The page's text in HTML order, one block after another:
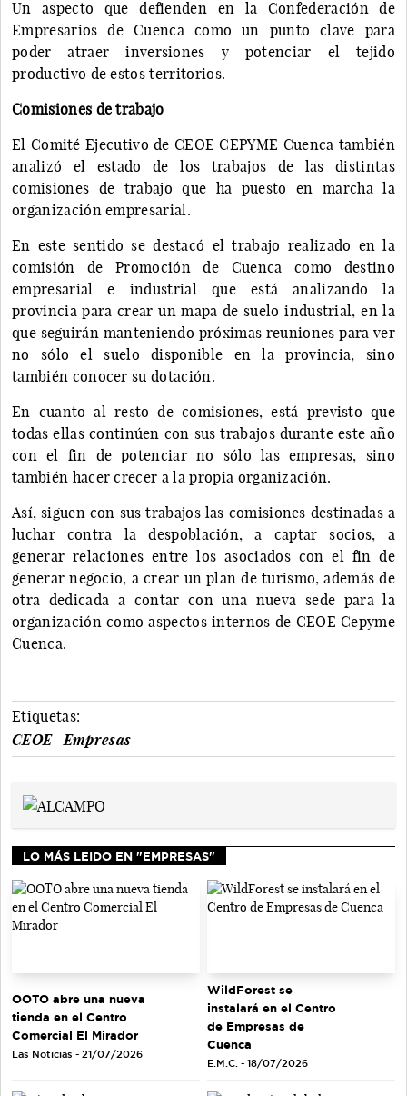
Un aspecto que defienden en la Confederación de
Empresarios de Cuenca como un punto clave para
poder atraer inversiones y potenciar el tejido
productivo de estos territorios.
Comisiones de trabajo
El Comité Ejecutivo de CEOE CEPYME Cuenca también
analizó el estado de los trabajos de las distintas
comisiones de trabajo que ha puesto en marcha la
organización empresarial.
En este sentido se destacó el trabajo realizado en la
comisión de Promoción de Cuenca como destino
empresarial e industrial que está analizando la
provincia para crear un mapa de suelo industrial, en la
que seguirán manteniendo próximas reuniones para ver
no sólo el suelo disponible en la provincia, sino
también conocer su dotación.
En cuanto al resto de comisiones, está previsto que
todas ellas continúen con sus trabajos durante este año
con el fin de potenciar no sólo las empresas, sino
también hacer crecer a la propia organización.
Así, siguen con sus trabajos las comisiones destinadas a
luchar contra la despoblación, a captar socios, a
generar relaciones entre los asociados con el fin de
generar negocio, a crear un plan de turismo, además de
otra dedicada a contar con una nueva sede para la
organización como aspectos internos de CEOE Cepyme
Cuenca.
Etiquetas:
CEOE
Empresas
LO MÁS LEIDO EN "EMPRESAS"
OOTO abre una nueva
tienda en el Centro
Comercial El Mirador
Las Noticias - 21/07/2026
WildForest se
instalará en el Centro
de Empresas de
Cuenca
E.M.C. - 18/07/2026